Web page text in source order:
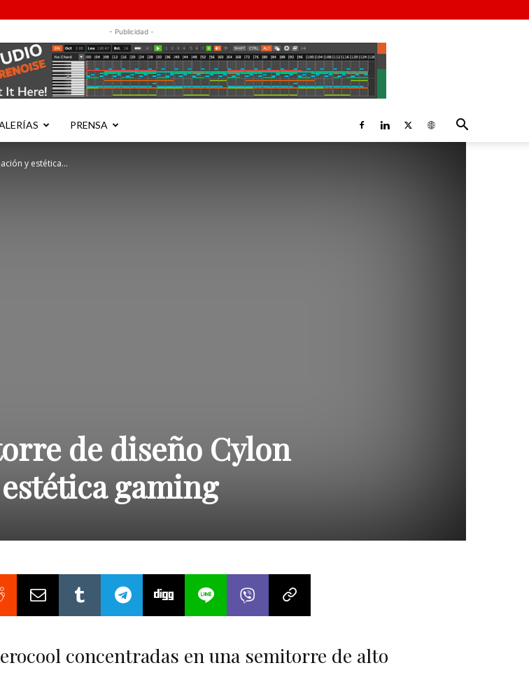
- Publicidad -
PRENSA
y estética...
de diseño Cylon
gaming
concentradas en una semitorre de alto